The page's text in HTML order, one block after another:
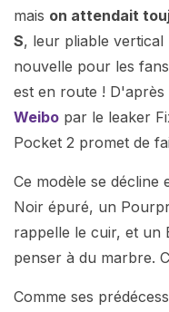
mais on attendait
S, leur pliable vertical
nouvelle pour les
est en route !
Weibo par le leaker
Pocket 2 promet de
Ce modèle se décline
Noir épuré, un
rappelle le cuir, et un
penser à du marbre.
Comme ses